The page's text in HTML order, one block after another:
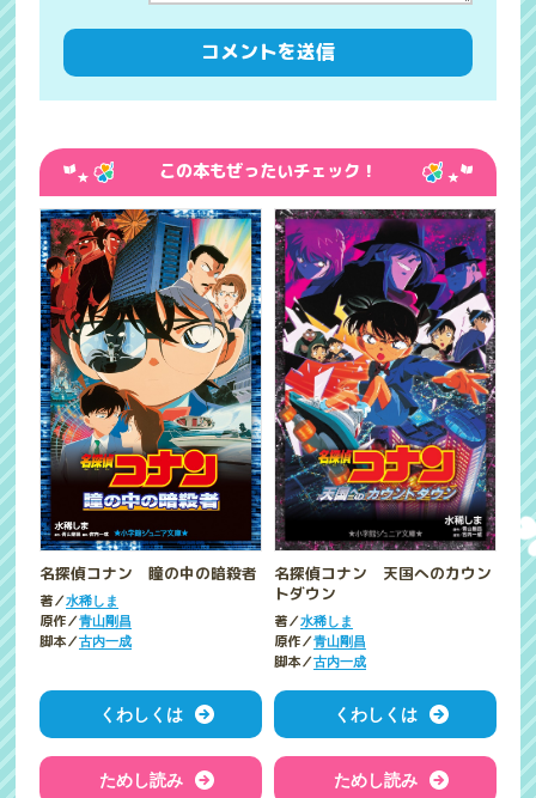
この本もぜったいチェック！
名探偵コナン 瞳の中の暗殺者
著／水稀しま
原作／青山剛昌
脚本／古内一成
くわしくは
ためし読み
名探偵コナン 天国へのカウン
トダウン
著／水稀しま
原作／青山剛昌
脚本／古内一成
くわしくは
ためし読み